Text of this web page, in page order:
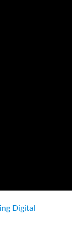
Digital